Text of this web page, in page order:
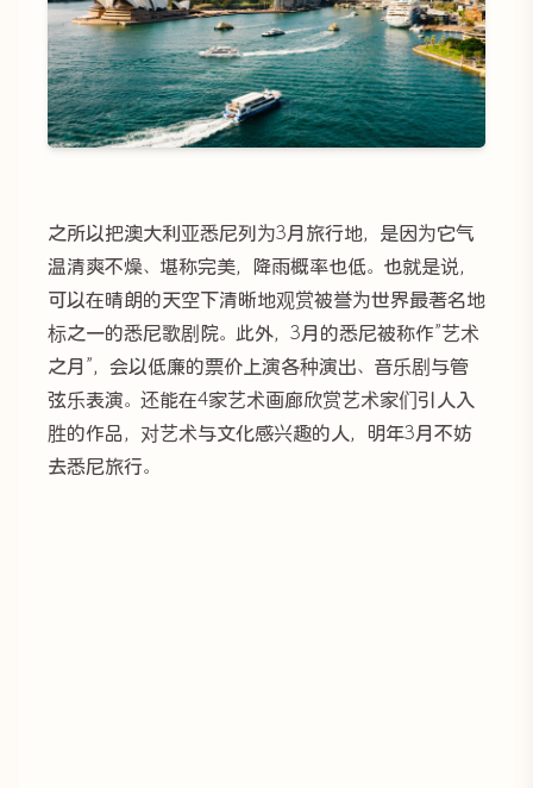
之所以把澳大利亚悉尼列为3月旅行地，是因为它气
温清爽不燥、堪称完美，降雨概率也低。也就是说，
可以在晴朗的天空下清晰地观赏被誉为世界最著名地
标之一的悉尼歌剧院。此外，3月的悉尼被称作”艺术
之月”，会以低廉的票价上演各种演出、音乐剧与管
弦乐表演。还能在4家艺术画廊欣赏艺术家们引人入
胜的作品，对艺术与文化感兴趣的人，明年3月不妨
去悉尼旅行。